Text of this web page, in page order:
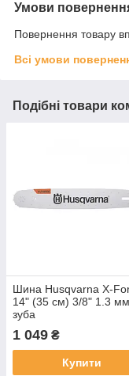
Умови
Повернення товару
Всі умови
Подібні товари
Шина Husqvarna X-
14" (35 см) 3/8" 1.3
зуба
1 049 ₴
Купити